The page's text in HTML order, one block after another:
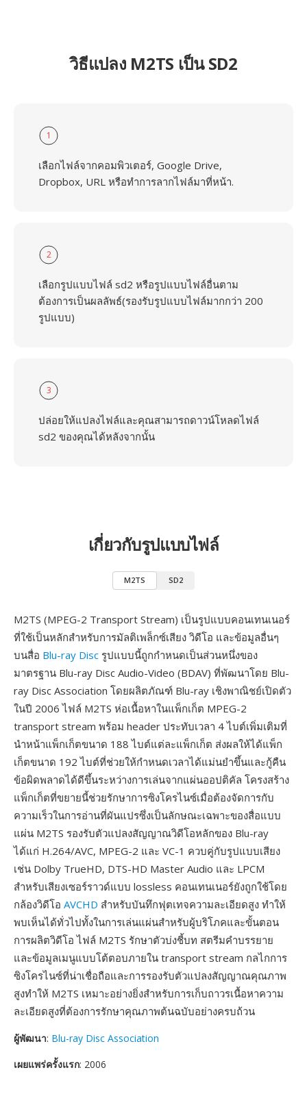
วิธีแปลง M2TS เป็น SD2
1
เลือกไฟล์จากคอมพิวเตอร์, Google Drive,
Dropbox, URL หรือทำการลากไฟล์มาที่หน้า.
2
เลือกรูปแบบไฟล์ sd2 หรือรูปแบบไฟล์อื่นตาม
ต้องการเป็นผลลัพธ์(รองรับรูปแบบไฟล์มากกว่า 200
รูปแบบ)
3
ปล่อยให้แปลงไฟล์และคุณสามารถดาวน์โหลดไฟล์
sd2 ของคุณได้หลังจากนั้น
เกี่ยวกับรูปแบบไฟล์
M2TS SD2
M2TS (MPEG-2 Transport Stream) เป็นรูปแบบคอนเทนเนอร์
ที่ใช้เป็นหลักสำหรับการมัลติเพล็กซ์เสียง วิดีโอ และข้อมูลอื่นๆ
บนสื่อ Blu-ray Disc รูปแบบนี้ถูกกำหนดเป็นส่วนหนึ่งของ
มาตรฐาน Blu-ray Disc Audio-Video (BDAV) ที่พัฒนาโดย Blu-
ray Disc Association โดยผลิตภัณฑ์ Blu-ray เชิงพาณิชย์เปิดตัว
ในปี 2006 ไฟล์ M2TS ห่อเนื้อหาในแพ็กเก็ต MPEG-2
transport stream พร้อม header ประทับเวลา 4 ไบต์เพิ่มเติมที่
นำหน้าแพ็กเก็ตขนาด 188 ไบต์แต่ละแพ็กเก็ต ส่งผลให้ได้แพ็ก
เก็ตขนาด 192 ไบต์ที่ช่วยให้กำหนดเวลาได้แม่นยำขึ้นและกู้คืน
ข้อผิดพลาดได้ดีขึ้นระหว่างการเล่นจากแผ่นออปติคัล โครงสร้าง
แพ็กเก็ตที่ขยายนี้ช่วยรักษาการซิงโครไนซ์เมื่อต้องจัดการกับ
ความเร็วในการอ่านที่ผันแปรซึ่งเป็นลักษณะเฉพาะของสื่อแบบ
แผ่น M2TS รองรับตัวแปลงสัญญาณวิดีโอหลักของ Blu-ray
ได้แก่ H.264/AVC, MPEG-2 และ VC-1 ควบคู่กับรูปแบบเสียง
เช่น Dolby TrueHD, DTS-HD Master Audio และ LPCM
สำหรับเสียงเซอร์ราวด์แบบ lossless คอนเทนเนอร์ยังถูกใช้โดย
กล้องวิดีโอ AVCHD สำหรับบันทึกฟุตเทจความละเอียดสูง ทำให้
พบเห็นได้ทั่วไปทั้งในการเล่นแผ่นสำหรับผู้บริโภคและขั้นตอน
การผลิตวิดีโอ ไฟล์ M2TS รักษาตัวบ่งชี้บท สตรีมคำบรรยาย
และข้อมูลเมนูแบบโต้ตอบภายใน transport stream กลไกการ
ซิงโครไนซ์ที่น่าเชื่อถือและการรองรับตัวแปลงสัญญาณคุณภาพ
สูงทำให้ M2TS เหมาะอย่างยิ่งสำหรับการเก็บถาวรเนื้อหาความ
ละเอียดสูงที่ต้องการรักษาคุณภาพต้นฉบับอย่างครบถ้วน
ผู้พัฒนา: Blu-ray Disc Association
เผยแพร่ครั้งแรก: 2006